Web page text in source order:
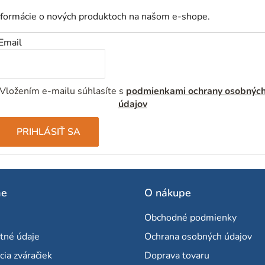
o nových produktoch na našom e-shope.
e-mailu súhlasíte s podmienkami ochrany
údajov
PRIHLÁSIŤ SA
údaje
zváračiek
O nákupe
Obchodné podmienky
Ochrana osobných údajov
Doprava tovaru